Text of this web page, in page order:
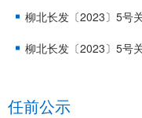
任前公示